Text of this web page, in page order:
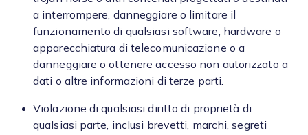
a interrompere, danneggiare o limitare il
funzionamento di qualsiasi software, hardware o
apparecchiatura di telecomunicazione o a
danneggiare o ottenere accesso non autorizzato a
dati o altre informazioni di terze parti.
Violazione di qualsiasi diritto di proprietà di
qualsiasi parte, inclusi brevetti, marchi, segreti